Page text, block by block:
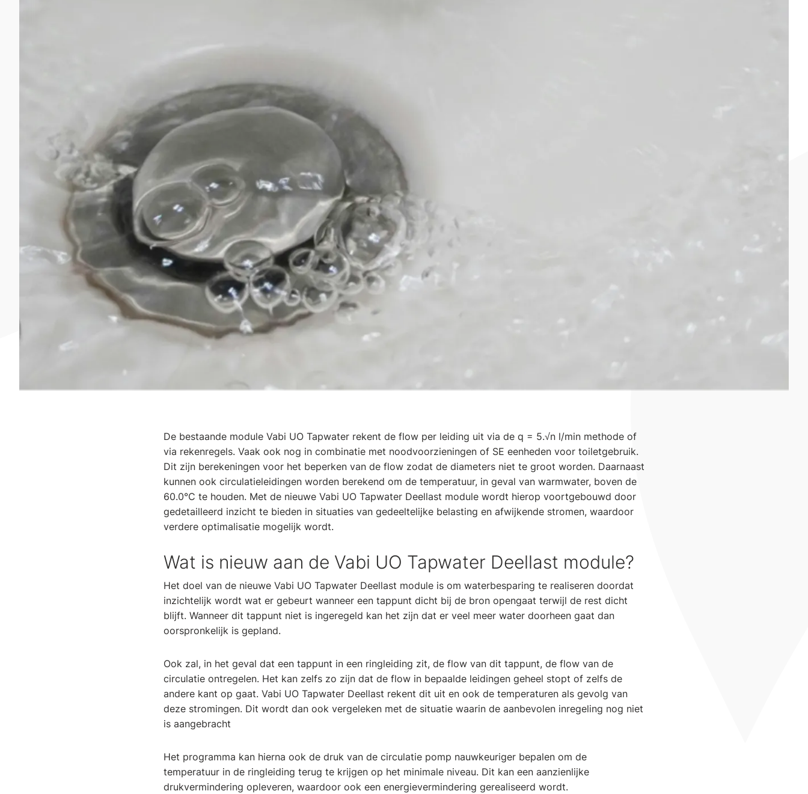
De bestaande module Vabi UO Tapwater rekent de flow per leiding uit via de q = 5.√n l/min methode of
via rekenregels. Vaak ook nog in combinatie met noodvoorzieningen of SE eenheden voor toiletgebruik.
Dit zijn berekeningen voor het beperken van de flow zodat de diameters niet te groot worden. Daarnaast
kunnen ook circulatieleidingen worden berekend om de temperatuur, in geval van warmwater, boven de
60.0°C te houden. Met de nieuwe Vabi UO Tapwater Deellast module wordt hierop voortgebouwd door
gedetailleerd inzicht te bieden in situaties van gedeeltelijke belasting en afwijkende stromen, waardoor
verdere optimalisatie mogelijk wordt.
Wat is nieuw aan de Vabi UO Tapwater Deellast module?
Het doel van de nieuwe Vabi UO Tapwater Deellast module is om waterbesparing te realiseren doordat
inzichtelijk wordt wat er gebeurt wanneer een tappunt dicht bij de bron opengaat terwijl de rest dicht
blijft. Wanneer dit tappunt niet is ingeregeld kan het zijn dat er veel meer water doorheen gaat dan
oorspronkelijk is gepland.
Ook zal, in het geval dat een tappunt in een ringleiding zit, de flow van dit tappunt, de flow van de
circulatie ontregelen. Het kan zelfs zo zijn dat de flow in bepaalde leidingen geheel stopt of zelfs de
andere kant op gaat. Vabi UO Tapwater Deellast rekent dit uit en ook de temperaturen als gevolg van
deze stromingen. Dit wordt dan ook vergeleken met de situatie waarin de aanbevolen inregeling nog niet
is aangebracht
Het programma kan hierna ook de druk van de circulatie pomp nauwkeuriger bepalen om de
temperatuur in de ringleiding terug te krijgen op het minimale niveau. Dit kan een aanzienlijke
drukvermindering opleveren, waardoor ook een energievermindering gerealiseerd wordt.